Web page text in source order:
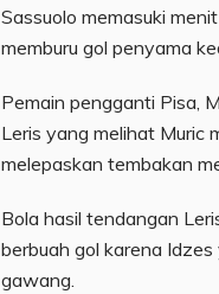
Sassuolo memasuki
memburu gol penyama
Pemain pengganti Pisa,
Leris yang melihat Muric
melepaskan tembakan
Bola hasil tendangan
berbuah gol karena
gawang.